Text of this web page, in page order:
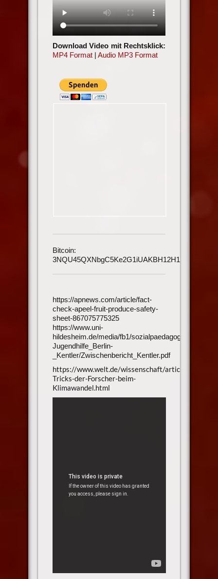
Download Video mit Rechtsklick:
MP4 Format| Audio MP3 Format
Bitcoin:
3NQU45QXNbgC5Ke2G1iUAKBH12H1h3UmAu
https://apnews.com/article/fact-
check-apeel-fruit-produce-safety-
sheet-867075775325
https://www.uni-
hildesheim.de/media/fb1/sozialpaedagogik/
Jugendhilfe_Berlin-
_Kentler/Zwischenbericht_Kentler.pdf
https://www.welt.de/wissenschaft/
Tricks-der-Forscher-beim-
Klimawandel.html